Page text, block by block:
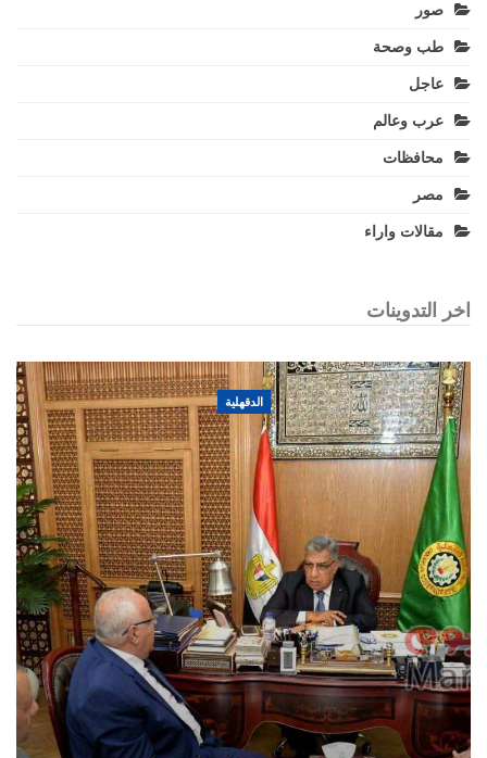
صور
طب وصحة
عاجل
عرب وعالم
محافظات
مصر
مقالات واراء
اخر التدوينات
الدقهلية